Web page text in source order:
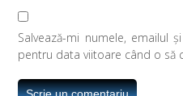
Salvează-mi numele, emailul
pentru data viitoare când o să